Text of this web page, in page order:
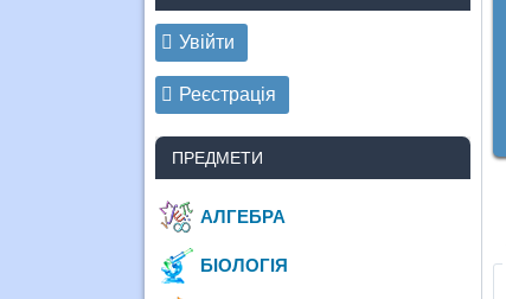
Увійти
Реєстрація
ПРЕДМЕТИ
АЛГЕБРА
БІОЛОГІЯ